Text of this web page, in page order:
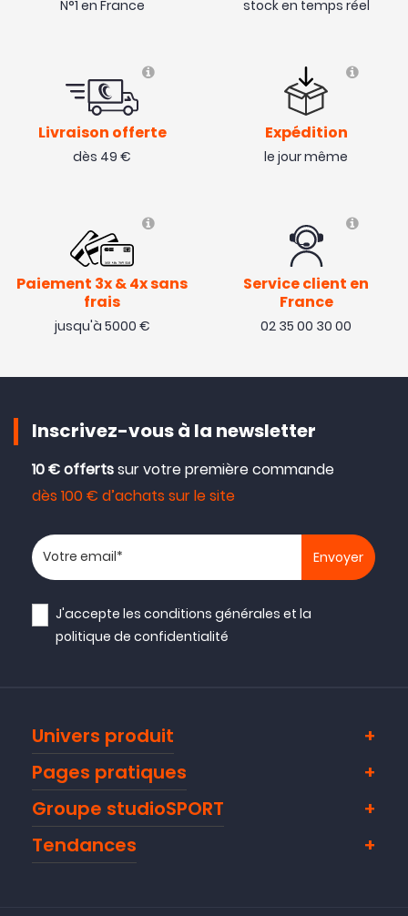
N°1 en France stock en temps réel
Livraison offerte
dès 49 €
Expédition
le jour même
Paiement 3x & 4x sans
frais
jusqu'à 5000 €
Service client en
France
02 35 00 30 00
Inscrivez-vous à la newsletter
10 € offertssur votre première commande
dès 100 € d’achats sur le site
Votre adresse email
J'accepte lesconditions générales et la
politique de confidentialité
Univers produit
Pages pratiques
Groupe studioSPORT
Tendances